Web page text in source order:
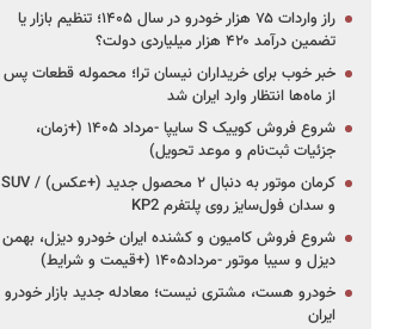
راز واردات ۷۵ هزار خودرو در سال ۱۴۰۵؛ تنظیم بازار یا
تضمین درآمد ۴۲۰ هزار میلیاردی دولت؟
خبر خوب برای خریداران نیسان ترا؛ محموله قطعات پس
از ماه‌ها انتظار وارد ایران شد
شروع فروش کوییک S سایپا -مرداد ۱۴۰۵ (+زمان،
جزئیات ثبت‌نام و موعد تحویل)
کرمان موتور به دنبال ۲ محصول جدید (+عکس) / SUV
و سدان فول‌سایز روی پلتفرم KP2
شروع فروش کامیون و کشنده ایران خودرو دیزل، بهمن
دیزل و سیبا موتور -مرداد۱۴۰۵ (+قیمت و شرایط)
خودرو هست، مشتری نیست؛ معادله جدید بازار خودرو
ایران